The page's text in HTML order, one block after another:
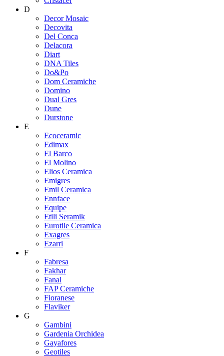
D
Decor Mosaic
Decovita
Del Conca
Delacora
Diart
DNA Tiles
Do&Po
Dom Ceramiche
Domino
Dual Gres
Dune
Durstone
E
Ecoceramic
Edimax
El Barco
El Molino
Elios Ceramica
Emigres
Emil Ceramica
Ennface
Equipe
Etili Seramik
Eurotile Ceramica
Exagres
Ezarri
F
Fabresa
Fakhar
Fanal
FAP Ceramiche
Fioranese
Flaviker
G
Gambini
Gardenia Orchidea
Gayafores
Geotiles